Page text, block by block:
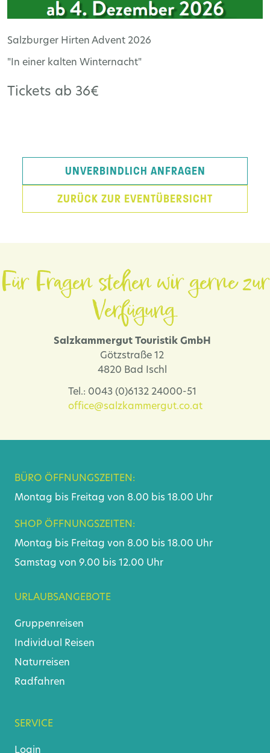
Salzburger Hirten Advent 2026
"In einer kalten Winternacht"
Tickets ab 36€
UNVERBINDLICH ANFRAGEN
ZURÜCK ZUR EVENTÜBERSICHT
Für Fragen stehen wir gerne zur
Verfügung.
Salzkammergut Touristik GmbH
Götzstraße 12
4820 Bad Ischl
Tel.: 0043 (0)6132 24000-51
office@salzkammergut.co.at
BÜRO ÖFFNUNGSZEITEN:
Montag bis Freitag von 8.00 bis 18.00 Uhr
SHOP ÖFFNUNGSZEITEN:
Montag bis Freitag von 8.00 bis 18.00 Uhr
Samstag von 9.00 bis 12.00 Uhr
URLAUBSANGEBOTE
Gruppenreisen
Individual Reisen
Naturreisen
Radfahren
SERVICE
Login